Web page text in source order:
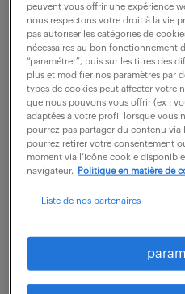
ans le cadre du nouveau
reconditionnement, nous
technique qualité qui allie
partie administrative, vous
voir l'offre
St Nazaire (44)
peuvent vous offrir une expérience
nous respectons votre droit à la vie
pas autoriser les catégories de
nécessaires au bon fonctionnement
“paramétrer”, puis sur les titres des
plus et modifier nos paramètres par
types de cookies peut affecter votre
que nous pouvons vous offrir (ex :
adaptées à votre profil lorsque vous
pourrez pas partager du contenu via
pourrez retirer votre consentement
moment via l’icône cookie
navigateur.
Politique en matière de
Liste de nos partenaires